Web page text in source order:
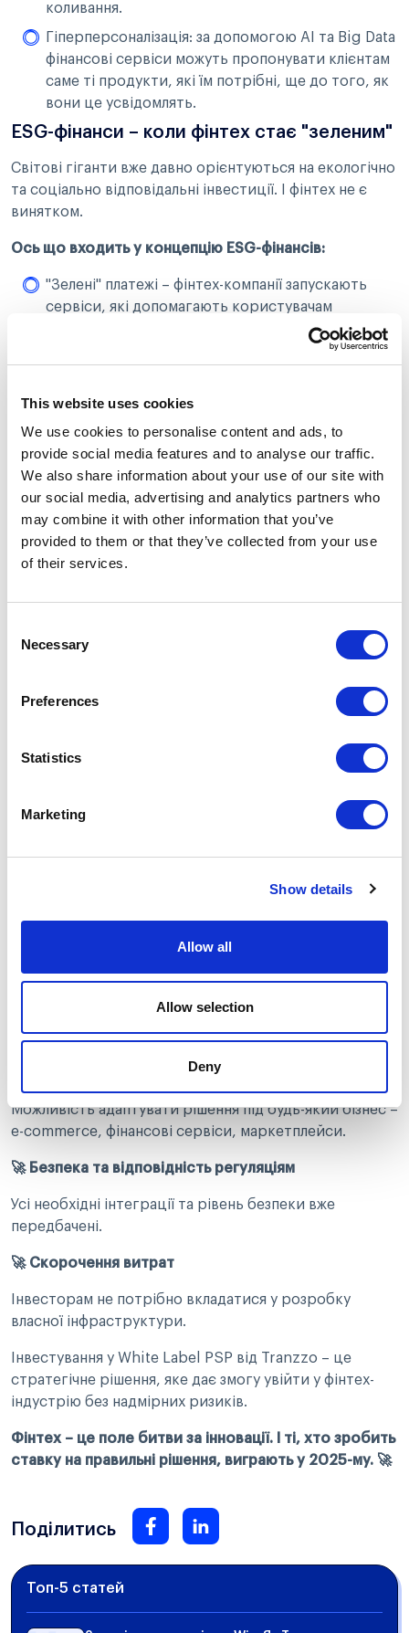
This website uses cookies
We use cookies to personalise content and ads, to
provide social media features and to analyse our traffic.
We also share information about your use of our site with
our social media, advertising and analytics partners who
may combine it with other information that you’ve
provided to them or that they’ve collected from your use
of their services.
Selection
Necessary
Preferences
Statistics
Marketing
Show details
Allow all
Allow selection
Deny
коливання.
Гіперперсоналізація: за допомогою AI та Big Data
фінансові сервіси можуть пропонувати клієнтам
саме ті продукти, які їм потрібні, ще до того, як
вони це усвідомлять.
ESG-фінанси – коли фінтех стає "зеленим"
Світові гіганти вже давно орієнтуються на екологічно
та соціально відповідальні інвестиції. І фінтех не є
винятком.
Ось що входить у концепцію ESG-фінансів:
"Зелені" платежі – фінтех-компанії запускають
сервіси, які допомагають користувачам
компенсувати вуглецевий слід своїх покупок.
екологічний вплив бізнесу перед видачею позик.
Фінансові рішення для соціального впливу –
сервіси мікрокредитування, які підтримують
підприємців у країнах, що розвиваються.
Дізнайтесь більше про фінтех-тренди ➡️за
посиланням
фінтех
це одна з найперспективніших ніш, якщо говорити
Бізнеси хочуть швидко запускати власні платіжні
рішення без зайвого клопоту, а
White Label PSP від Tranzzo – готове платіжне
Чому White Label PSP — ключ до успіху бізнесу
🚀 Швидкий старт
Не потрібно будувати платіжну систему з нуля – все
вже готово.
Можливість адаптувати рішення під будь-який бізнес –
e-commerce, фінансові сервіси, маркетплейси.
🚀 Безпека та відповідність регуляціям
Усі необхідні інтеграції та рівень безпеки вже
передбачені.
🚀 Скорочення витрат
Інвесторам не потрібно вкладатися у розробку
власної інфраструктури.
Інвестування у White Label PSP від Tranzzo – це
стратегічне рішення, яке дає змогу увійти у фінтех-
індустрію без надмірних ризиків.
Фінтех – це поле битви за інновації. І ті, хто зробить
ставку на правильні рішення, виграють у 2025-му. 🚀
Поділитись
Топ-5 статей